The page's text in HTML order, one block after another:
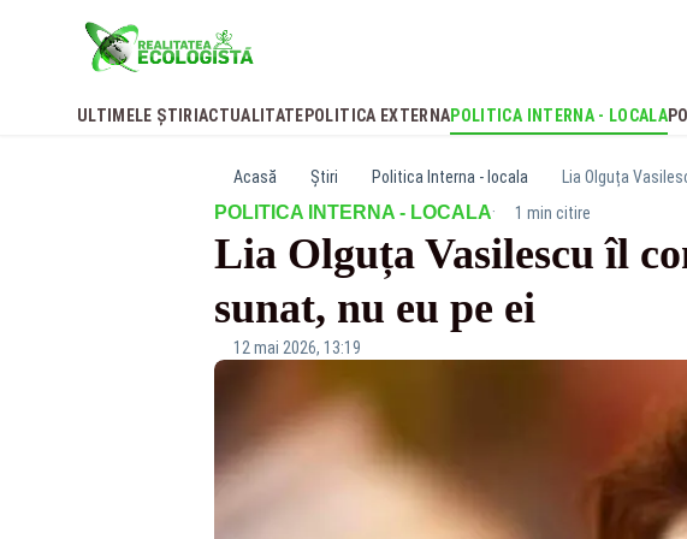
ULTIMELE ȘTIRI ACTUALITATE POLITICA EXTERNAPOLITICA INTERNA - LOCALA
Acasă Știri Politica Interna - locala Lia Olguța
POLITICA INTERNA - LOCALA· 1 min citire
Lia Olguța Vasilescu îl
sunat, nu eu pe ei
12 mai 2026, 13:19